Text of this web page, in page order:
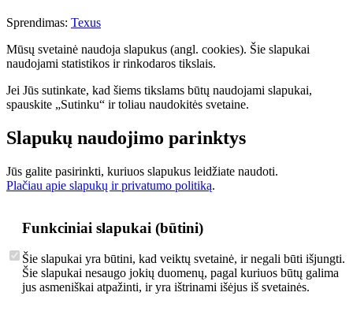
Sprendimas: Texus
Mūsų svetainė naudoja slapukus (angl. cookies). Šie slapukai
naudojami statistikos ir rinkodaros tikslais.
Jei Jūs sutinkate, kad šiems tikslams būtų naudojami slapukai,
spauskite „Sutinku“ ir toliau naudokitės svetaine.
Slapukų naudojimo parinktys
Jūs galite pasirinkti, kuriuos slapukus leidžiate naudoti.
Plačiau apie slapukų ir privatumo politiką.
Funkciniai slapukai (būtini)
Šie slapukai yra būtini, kad veiktų svetainė, ir negali būti išjungti.
Šie slapukai nesaugo jokių duomenų, pagal kuriuos būtų galima
jus asmeniškai atpažinti, ir yra ištrinami išėjus iš svetainės.